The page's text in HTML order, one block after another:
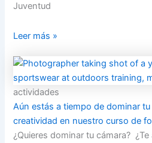
Juventud
Leer más »
actividades
Aún estás a tiempo de dominar
creatividad en nuestro curso de
¿Quieres dominar tu cámara?